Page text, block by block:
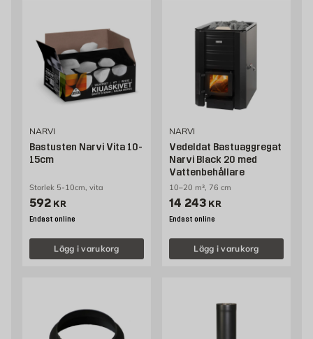
NARVI
Bastusten Narvi Vita 10-
15cm
Storlek 5-10cm, vita
Pris 592 kr
592 KR
Endast online
Lägg i varukorg
NARVI
Vedeldat Bastuaggregat
Narvi Black 20 med
Vattenbehållare
10–20 m³, 76 cm
Pris 14243 kr
14 243 KR
Endast online
Lägg i varukorg